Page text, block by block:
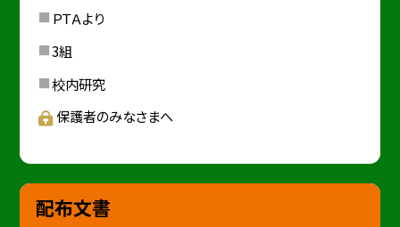
ＰＴＡより
3組
校内研究
保護者のみなさまへ
配布文書